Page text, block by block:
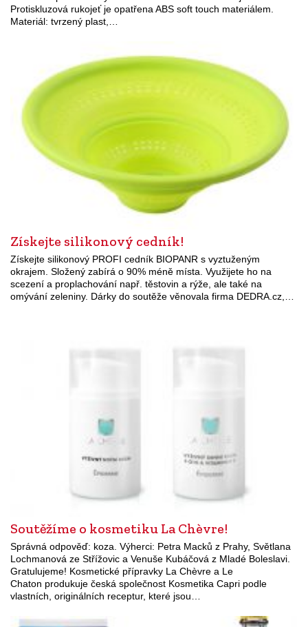
Protiskluzová rukojeť je opatřena ABS soft touch materiálem.
Materiál: tvrzený plast,…
Získejte silikonový cedník!
Získejte silikonový PROFI cedník BIOPANR s vyztuženým
okrajem. Složený zabírá o 90% méně místa. Využijete ho na
scezení a proplachování např. těstovin a rýže, ale také na
omývání zeleniny. Dárky do soutěže věnovala firma DEDRA.cz,…
Soutěžíme o kosmetiku La Chèvre!
Správná odpověď: koza. Výherci: Petra Macků z Prahy, Světlana
Lochmanová ze Střížovic a Venuše Kubáčová z Mladé Boleslavi.
Gratulujeme! Kosmetické přípravky La Chèvre a Le
Chaton produkuje česká společnost Kosmetika Capri podle
vlastních, originálních receptur, které jsou…